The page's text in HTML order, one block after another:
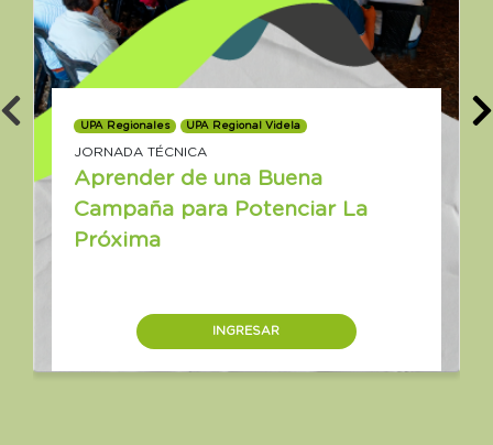
UPA Regionales UPA Regional Videla
JORNADA TÉCNICA
Aprender de una Buena
Campaña para Potenciar La
Próxima
INGRESAR